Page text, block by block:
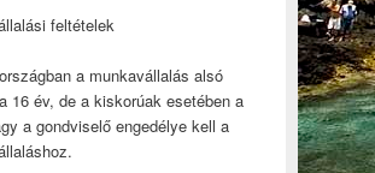
feltételek
a munkavállalás alsó
16 év, de a kiskorúak esetében a
a gondviselő engedélye kell a